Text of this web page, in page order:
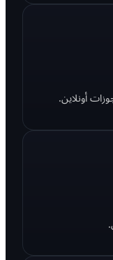
أونلاين.